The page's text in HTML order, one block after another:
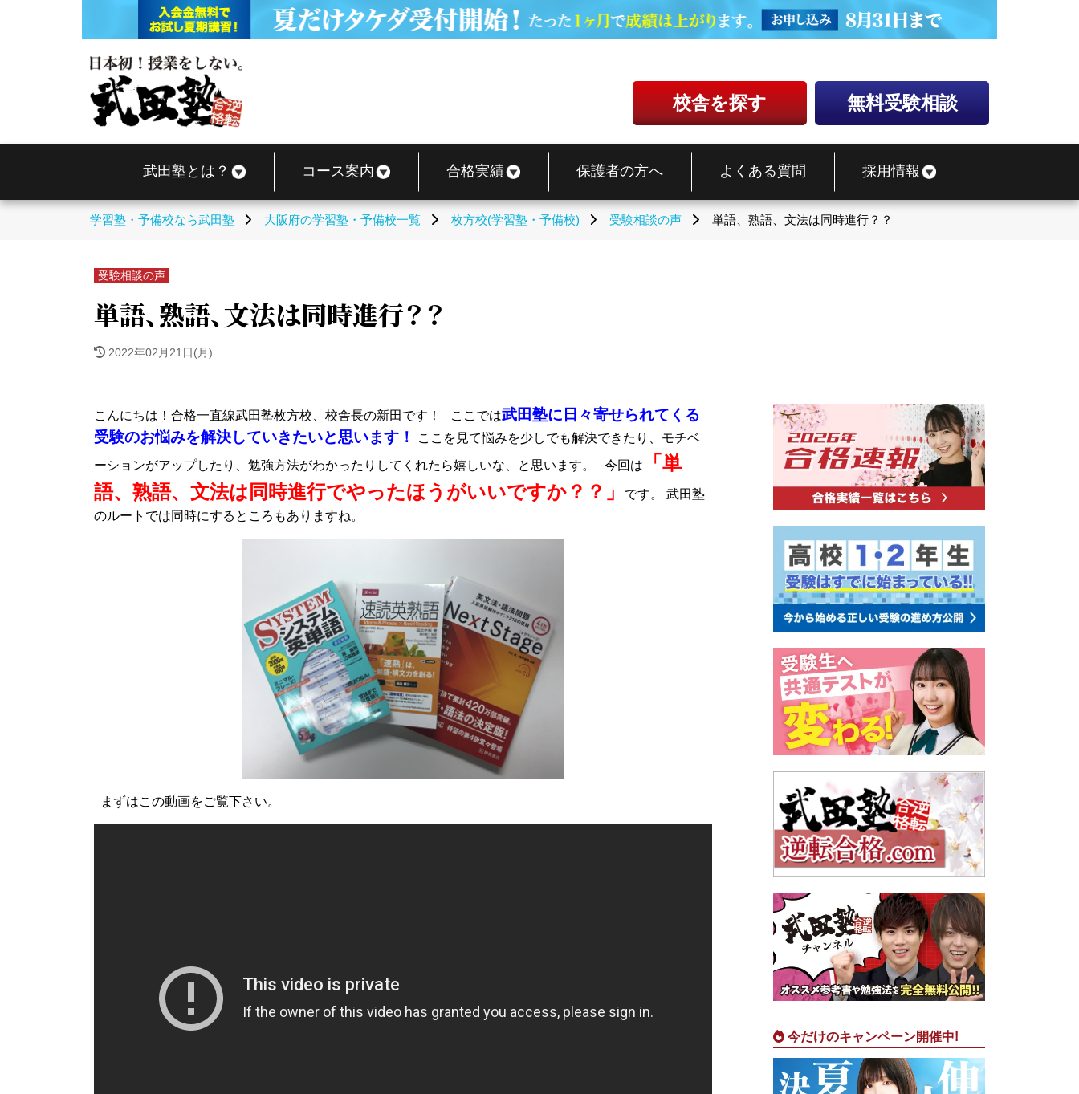
校舎を探す 無料受験相談
武田塾とは？ コース案内 合格実績 保護者の方へ よくある質問 採用情報
学習塾・予備校なら武田塾 大阪府の学習塾・予備校一覧 枚方校(学習塾・予備校) 受験相談の声 単語、熟語、文法は同時進行？？
受験相談の声
単語、熟語、文法は同時進行？？
2022年02月21日(月)
こんにちは！合格一直線武田塾枚方校、校舎長の新田です！ ここでは武田塾に日々寄せられてくる
受験のお悩みを解決していきたいと思います！
ここを見て悩みを少しでも解決できたり、モチベ
ーションがアップしたり、勉強方法がわかったりしてくれたら嬉しいな、と思います。 今回は
「単
語、熟語、文法は同時進行でやったほうがいいですか？？」
です。 武田塾
のルートでは同時にするところもありますね。
まずはこの動画をご覧下さい。
今だけのキャンペーン開催中!